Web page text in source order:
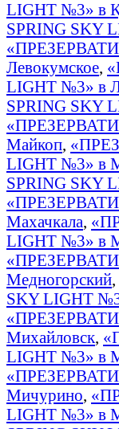
LIGHT №3» в
SPRING SKY
Левокумское,
LIGHT №3» в
SPRING SKY
Майкоп,
LIGHT №3» в
SPRING SKY
Махачкала,
LIGHT №3» в
Медногорский,
SKY LIGHT
Михайловск,
LIGHT №3» в
Мичурино,
LIGHT №3» в